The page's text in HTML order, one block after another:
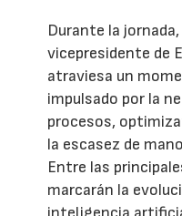
Durante la
vicepresidente de
atraviesa un
impulsado por la
procesos,
la escasez de
Entre las
marcarán la